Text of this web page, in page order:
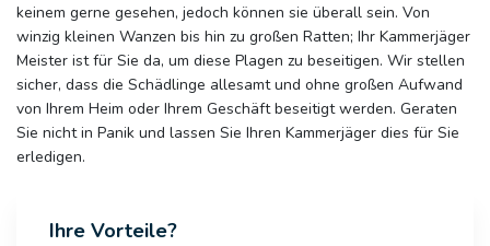
keinem gerne gesehen, jedoch können sie überall sein. Von
winzig kleinen Wanzen bis hin zu großen Ratten; Ihr Kammerjäger
Meister ist für Sie da, um diese Plagen zu beseitigen. Wir stellen
sicher, dass die Schädlinge allesamt und ohne großen Aufwand
von Ihrem Heim oder Ihrem Geschäft beseitigt werden. Geraten
Sie nicht in Panik und lassen Sie Ihren Kammerjäger dies für Sie
erledigen.
Ihre Vorteile?